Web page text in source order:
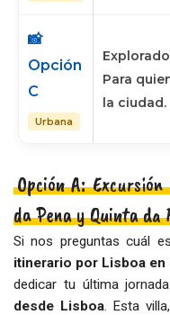
📸
Opción
C
Urbana
Para
la ciudad.
Opción A:
da Pena y Quinta da
Si nos preguntas cuál
itinerario por Lisboa en
dedicar tu última
desde Lisboa. Esta